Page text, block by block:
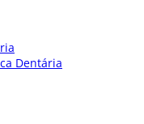
Dentária